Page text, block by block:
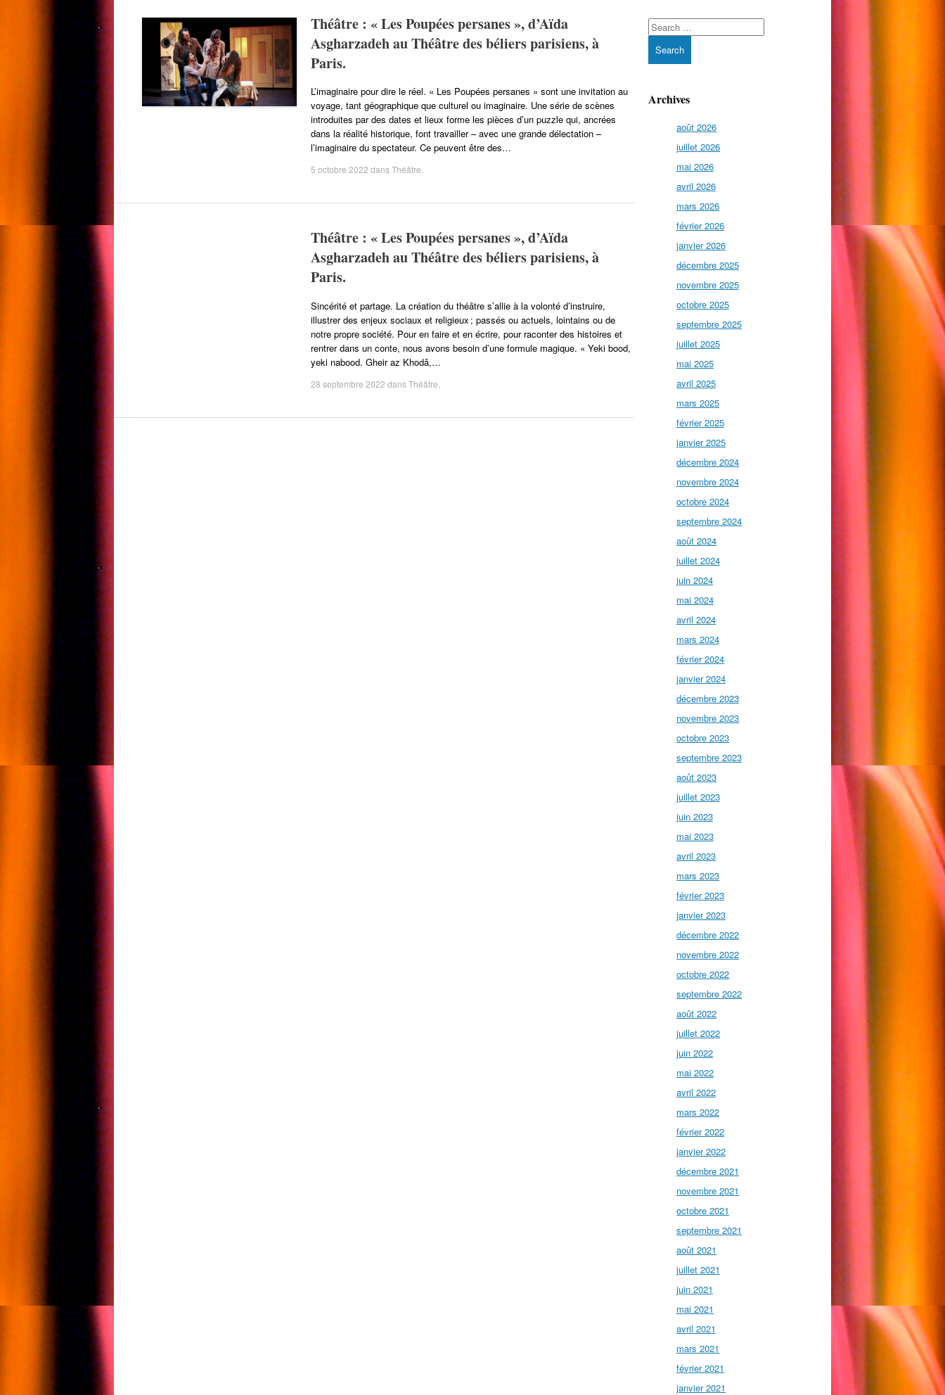
Théâtre : « Les Poupées persanes », d’Aïda
Asgharzadeh au Théâtre des béliers parisiens, à
Paris.
L’imaginaire pour dire le réel. « Les Poupées persanes » sont une invitation au
voyage, tant géographique que culturel ou imaginaire. Une série de scènes
introduites par des dates et lieux forme les pièces d’un puzzle qui, ancrées
dans la réalité historique, font travailler – avec une grande délectation –
l’imaginaire du spectateur. Ce peuvent être des…
5 octobre 2022 dansThéâtre
Théâtre : « Les Poupées persanes », d’Aïda
Asgharzadeh au Théâtre des béliers parisiens, à
Paris.
Sincérité et partage. La création du théâtre s’allie à la volonté d’instruire,
illustrer des enjeux sociaux et religieux ; passés ou actuels, lointains ou de
notre propre société. Pour en faire et en écrire, pour raconter des histoires et
rentrer dans un conte, nous avons besoin d’une formule magique. « Yeki bood,
yeki nabood. Gheir az Khodâ,…
28 septembre 2022 dansThéâtre
Search
Archives
août 2026
juillet 2026
mai 2026
avril 2026
mars 2026
février 2026
janvier 2026
décembre 2025
novembre 2025
octobre 2025
septembre 2025
juillet 2025
mai 2025
avril 2025
mars 2025
février 2025
janvier 2025
décembre 2024
novembre 2024
octobre 2024
septembre 2024
août 2024
juillet 2024
juin 2024
mai 2024
avril 2024
mars 2024
février 2024
janvier 2024
décembre 2023
novembre 2023
octobre 2023
septembre 2023
août 2023
juillet 2023
juin 2023
mai 2023
avril 2023
mars 2023
février 2023
janvier 2023
décembre 2022
novembre 2022
octobre 2022
septembre 2022
août 2022
juillet 2022
juin 2022
mai 2022
avril 2022
mars 2022
février 2022
janvier 2022
décembre 2021
novembre 2021
octobre 2021
septembre 2021
août 2021
juillet 2021
juin 2021
mai 2021
avril 2021
mars 2021
février 2021
janvier 2021